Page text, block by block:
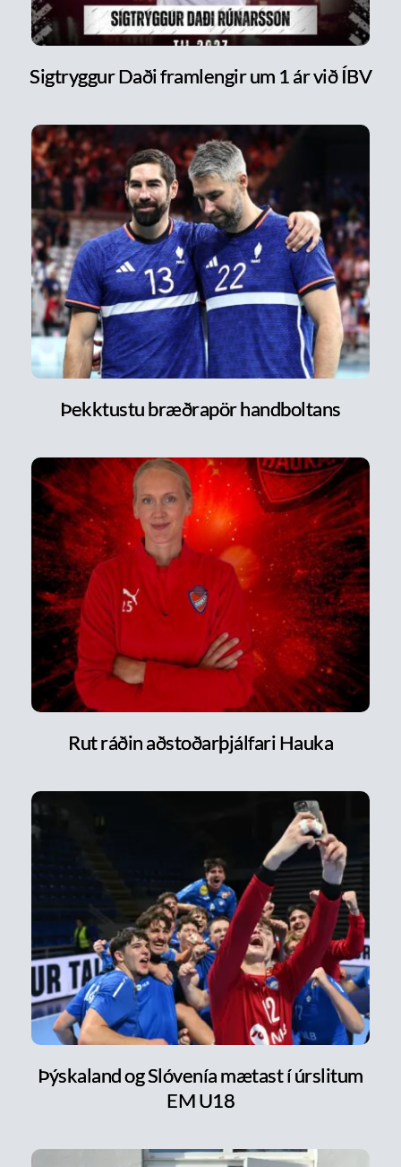
Sigtryggur Daði framlengir um 1 ár við ÍBV
Þekktustu bræðrapör handboltans
Rut ráðin aðstoðarþjálfari Hauka
Þýskaland og Slóvenía mætast í úrslitum
EM U18